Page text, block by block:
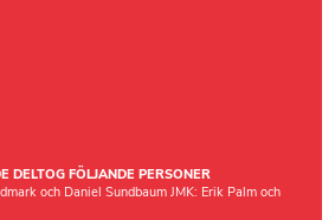
DELTOG FÖLJANDE PERSONER
och Daniel Sundbaum JMK: Erik Palm och